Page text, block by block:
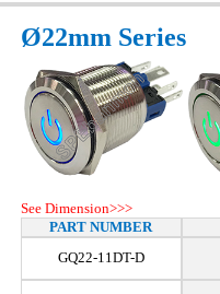
Ø22mm Series
See Dimension>>>
PART NUMBER
GQ22-11DT-D